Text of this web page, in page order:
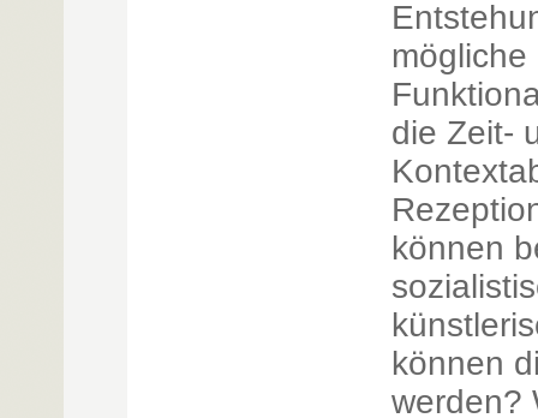
mögliche
die Zeit-
können
können
werden?